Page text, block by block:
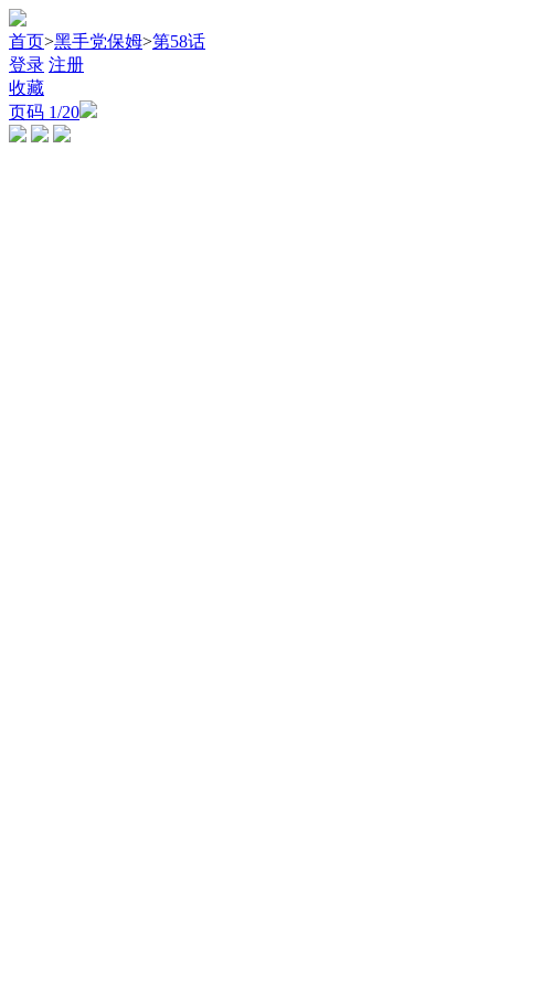
首页>黑手党保姆>第58话
登录 注册
收藏
页码 1/20